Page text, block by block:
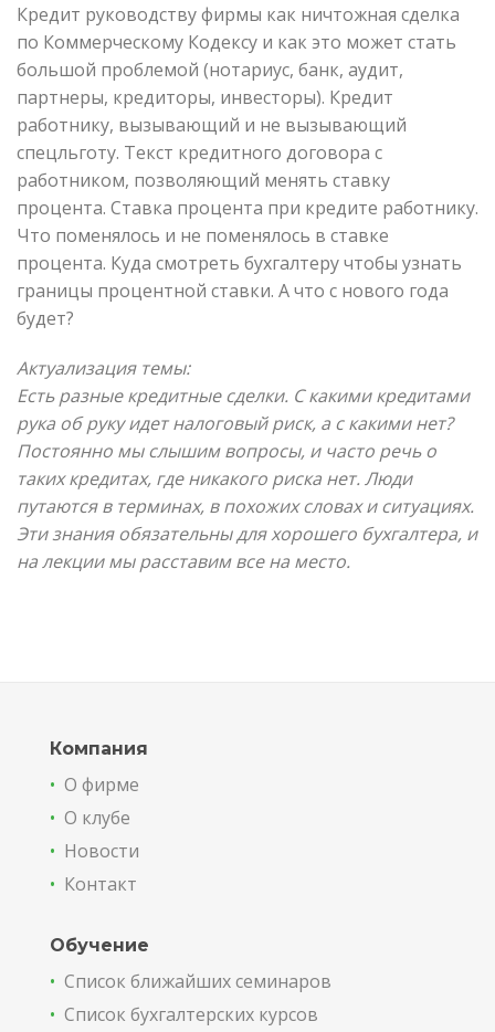
Кредит руководству фирмы как ничтожная сделка
по Коммерческому Кодексу и как это может стать
большой проблемой (нотариус, банк, аудит,
партнеры, кредиторы, инвесторы). Кредит
работнику, вызывающий и не вызывающий
спецльготу. Текст кредитного договора с
работником, позволяющий менять ставку
процента. Ставка процента при кредите работнику.
Что поменялось и не поменялось в ставке
процента. Куда смотреть бухгалтеру чтобы узнать
границы процентной ставки. А что с нового года
будет?
Актуализация темы:
Есть разные кредитные сделки. С какими кредитами
рука об руку идет налоговый риск, а с какими нет?
Постоянно мы слышим вопросы, и часто речь о
таких кредитах, где никакого риска нет. Люди
путаются в терминах, в похожих словах и ситуациях.
Эти знания обязательны для хорошего бухгалтера, и
на лекции мы расставим все на место.
Компания
• О фирме
• О клубе
• Новости
• Контакт
Обучение
• Список ближайших семинаров
• Список бухгалтерских курсов